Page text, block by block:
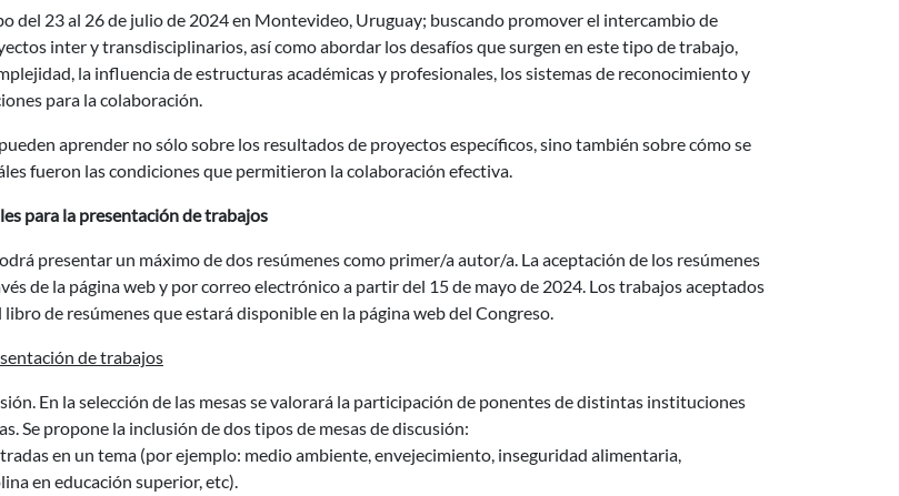
del 23 al 26 de julio de 2024 en Montevideo, Uruguay; buscando promover el intercambio de
inter y transdisciplinarios, así como abordar los desafíos que surgen en este tipo de trabajo,
la influencia de estructuras académicas y profesionales, los sistemas de reconocimiento y
para la colaboración.
aprender no sólo sobre los resultados de proyectos específicos, sino también sobre cómo se
fueron las condiciones que permitieron la colaboración efectiva.
para la presentación de trabajos
presentar un máximo de dos resúmenes como primer/a autor/a. La aceptación de los resúmenes
de la página web y por correo electrónico a partir del 15 de mayo de 2024. Los trabajos aceptados
de resúmenes que estará disponible en la página web del Congreso.
de trabajos
En la selección de las mesas se valorará la participación de ponentes de distintas instituciones
Se propone la inclusión de dos tipos de mesas de discusión:
en un tema (por ejemplo: medio ambiente, envejecimiento, inseguridad alimentaria,
en educación superior, etc).